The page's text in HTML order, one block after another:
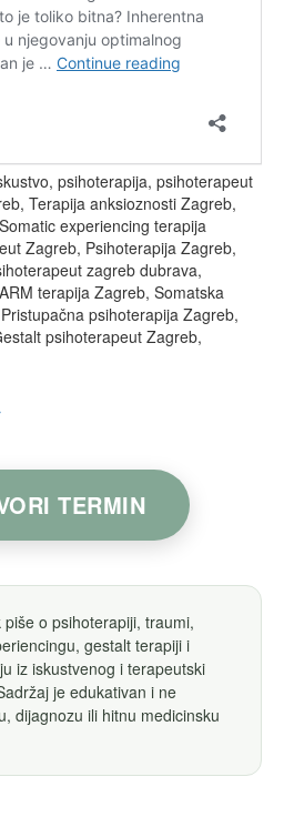
psihoterapija, psihoterapeut
Terapija anksioznosti Zagreb,
experiencing terapija
Zagreb, Psihoterapija Zagreb,
zagreb dubrava,
terapija Zagreb, Somatska
psihoterapija Zagreb,
psihoterapeut Zagreb,
TERMIN
piše o psihoterapiji, traumi,
gestalt terapiji i
iz iskustvenog i terapeutski
je edukativan i ne
dijagnozu ili hitnu medicinsku